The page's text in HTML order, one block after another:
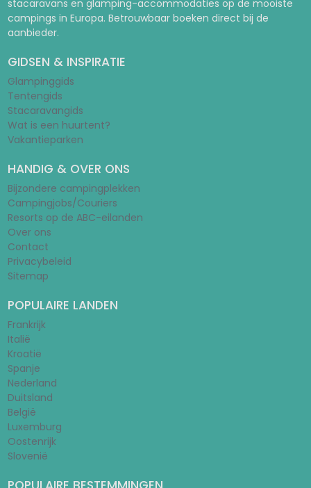
stacaravans en glamping-accommodaties op de mooiste
campings in Europa. Betrouwbaar boeken direct bij de
aanbieder.
GIDSEN & INSPIRATIE
Glampinggids
Tentengids
Stacaravangids
Wat is een huurtent?
Vakantieparken
HANDIG & OVER ONS
Bijzondere campingplekken
Campingjobs/Couriers
Resorts op de ABC-eilanden
Over ons
Contact
Privacybeleid
Sitemap
POPULAIRE LANDEN
Frankrijk
Italië
Kroatië
Spanje
Nederland
Duitsland
België
Luxemburg
Oostenrijk
Slovenië